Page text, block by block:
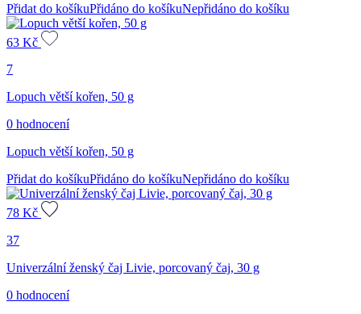
Přidat do košíkuPřidáno do košíkuNepřidáno do košíku
63 Kč
7
Lopuch větší kořen, 50 g
0 hodnocení
Lopuch větší kořen, 50 g
Přidat do košíkuPřidáno do košíkuNepřidáno do košíku
78 Kč
37
Univerzální ženský čaj Livie, porcovaný čaj, 30 g
0 hodnocení